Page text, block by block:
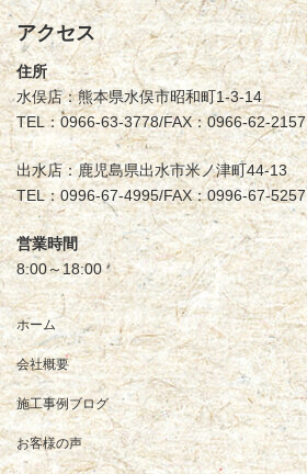
アクセス
住所
水俣店：熊本県水俣市昭和町1-3-14
TEL：0966-63-3778/FAX：0966-62-2157
出水店：鹿児島県出水市米ノ津町44-13
TEL：0996-67-4995/FAX：0996-67-5257
営業時間
8:00～18:00
ホーム
会社概要
施工事例ブログ
お客様の声